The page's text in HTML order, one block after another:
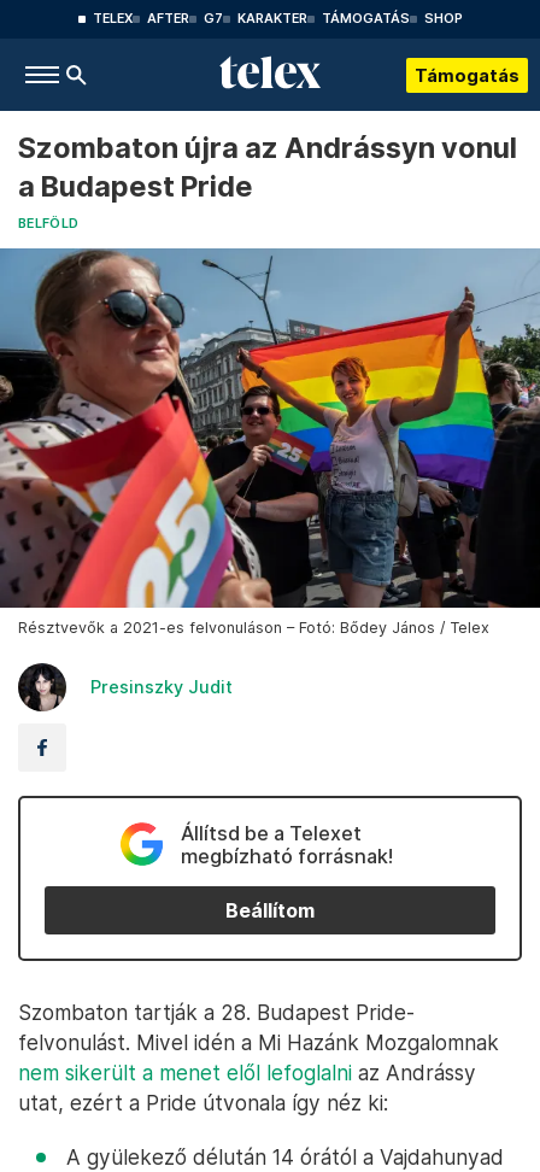
TELEX AFTER G7 KARAKTER TÁMOGATÁS SHOP
Támogatás
Szombaton újra az Andrássyn vonul
a Budapest Pride
BELFÖLD
Résztvevők a 2021-es felvonuláson – Fotó: Bődey János / Telex
Presinszky Judit
Állítsd be a Telexet
megbízható forrásnak!
Beállítom
Szombaton tartják a 28. Budapest Pride-
felvonulást. Mivel idén a Mi Hazánk Mozgalomnak
nem sikerült a menet elől lefoglalni az Andrássy
utat, ezért a Pride útvonala így néz ki:
A gyülekező délután 14 órától a Vajdahunyad